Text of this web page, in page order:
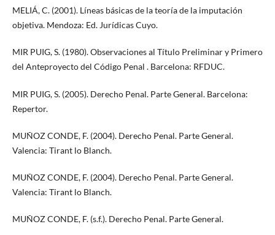
MELIÁ, C. (2001). Líneas básicas de la teoría de la imputación
objetiva. Mendoza: Ed. Jurídicas Cuyo.
MIR PUIG, S. (1980). Observaciones al Título Preliminar y Primero
del Anteproyecto del Código Penal . Barcelona: RFDUC.
MIR PUIG, S. (2005). Derecho Penal. Parte General. Barcelona:
Repertor.
MUÑOZ CONDE, F. (2004). Derecho Penal. Parte General.
Valencia: Tirant lo Blanch.
MUÑOZ CONDE, F. (2004). Derecho Penal. Parte General.
Valencia: Tirant lo Blanch.
MUÑOZ CONDE, F. (s.f.). Derecho Penal. Parte General.